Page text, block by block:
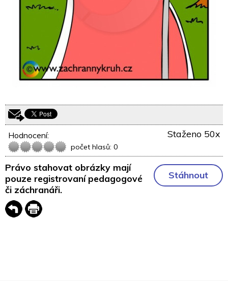
Staženo 50x
Hodnocení:
počet hlasů: 0
Stáhnout
Právo stahovat obrázky mají
pouze registrovaní pedagogové
či záchranáři.